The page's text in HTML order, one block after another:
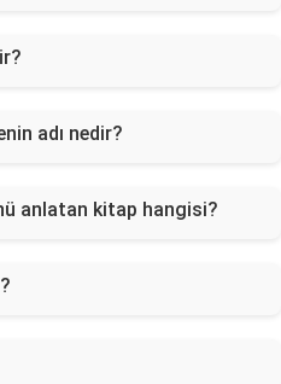
adı nedir?
anlatan kitap hangisi?